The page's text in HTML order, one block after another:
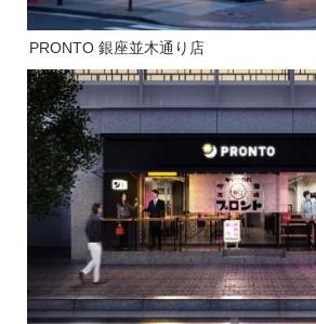
PRONTO 銀座並木通り店